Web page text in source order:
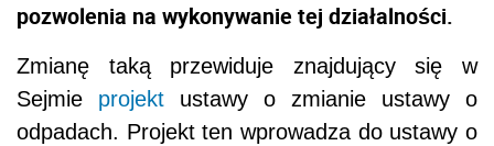
pozwolenia na wykonywanie tej działalności.
Zmianę taką przewiduje znajdujący się w
Sejmie projekt ustawy o zmianie ustawy o
odpadach. Projekt ten wprowadza do ustawy o